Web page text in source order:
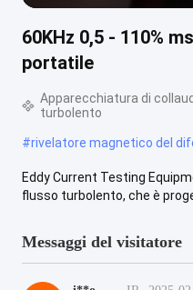
60KHz 0,5 - 110%
portatile
Apparecchiatura di
turbolento
#rivelatore magnetico del
Eddy Current Testing
flusso turbolento, che è
Messaggi del visitatore